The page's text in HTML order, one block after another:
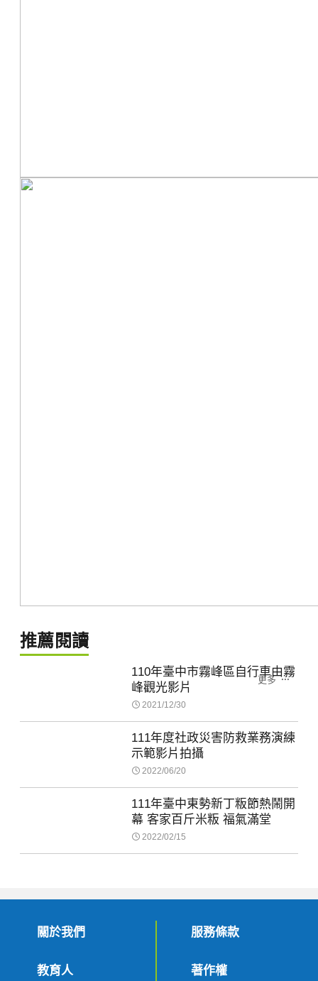
推薦閱讀
更多
110年臺中市霧峰區自行車由霧
峰觀光影片
2021/12/30
111年度社政災害防救業務演練
示範影片拍攝
2022/06/20
111年臺中東勢新丁粄節熱鬧開
幕 客家百斤米粄 福氣滿堂
2022/02/15
關於我們
教育人
服務條款
著作權